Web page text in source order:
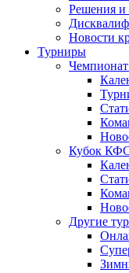
Решения и
Новости
Турниры
Кубок
Другие